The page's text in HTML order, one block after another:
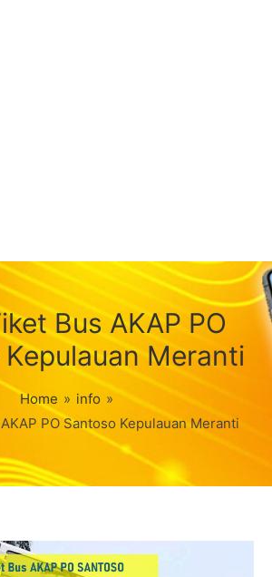
Bus AKAP PO
Meranti
Home » info »
PO Santoso Kepulauan Meranti